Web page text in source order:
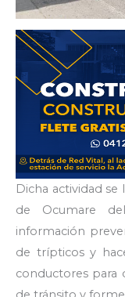
Dicha actividad se
de Ocumare
información
de trípticos y
conductores para